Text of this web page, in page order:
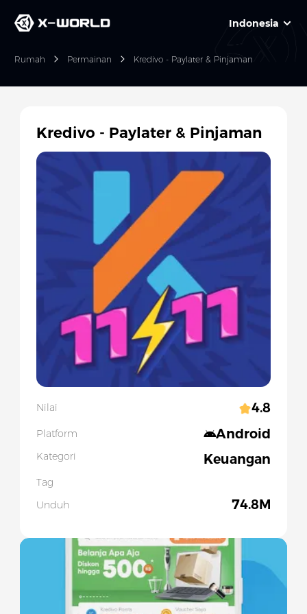
Indonesia
Rumah Permainan Kredivo - Paylater & Pinjaman
Slide 1 of 4
Kredivo - Paylater & Pinjaman
Nilai 4.8
Platform Android
Kategori Keuangan
Tag
Unduh
74.8M